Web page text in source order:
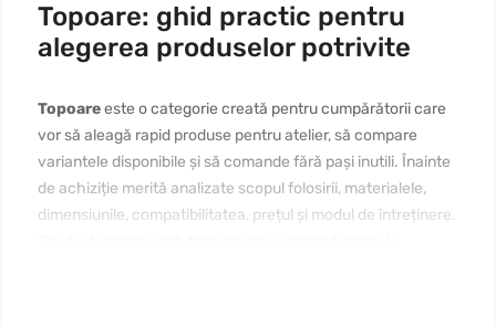
Topoare: ghid practic pentru
alegerea produselor potrivite
Topoareeste o categorie creată pentru cumpărătorii care
vor să aleagă rapid produse pentru atelier, să compare
variantele disponibile și să comande fără pași inutili. Înainte
de achiziție merită analizate scopul folosirii, materialele,
dimensiunile, compatibilitatea, prețul și modul de întreținere.